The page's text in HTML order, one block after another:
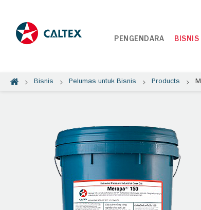
PENGENDARA BISNIS
Bisnis Pelumas untuk Bisnis Products